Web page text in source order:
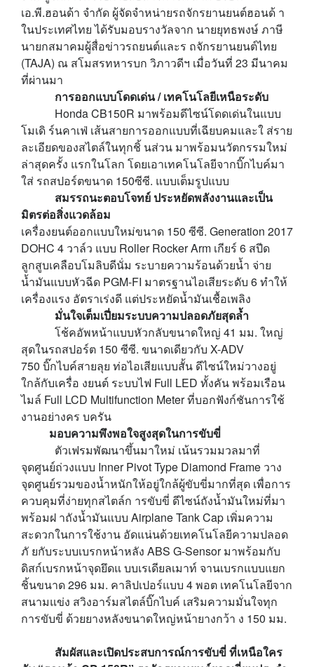
เอ.พี.ฮอนด้า จำกัด ผู้จัดจำหน่ายรถจักรยานยนต์ฮอนด้ า
ในประเทศไทย ได้รับมอบรางวัลจาก นายยุทธพงษ์ ภาษี
นายกสมาคมผู้สื่อข่าวรถยนต์และร ถจักรยานยนต์ไทย
(TAJA) ณ สโมสรทหารบก วิภาวดีฯ เมื่อวันที่ 23 มีนาคม
ที่ผ่านมา
การออกแบบโดดเด่น / เทคโนโลยีเหนือระดับ
Honda CB150R มาพร้อมดีไซน์โดดเด่นในแบบ
โมเดิ ร์นคาเฟ่ เส้นสายการออกแบบที่เฉียบคมและใ ส่ราย
ละเอียดของสไตล์ในทุกชิ้ นส่วน มาพร้อมนวัตกรรมใหม่
ล่าสุดครั้ง แรกในโลก โดยเอาเทคโนโลยีจากบิ๊กไบค์มา
ใส่ รถสปอร์ตขนาด 150ซีซี. แบบเต็มรูปแบบ
สมรรถนะตอบโจทย์ ประหยัดพลังงานและเป็น
มิตรต่อสิ่งแวดล้อม
เครื่องยนต์ออกแบบใหม่ขนาด 150 ซีซี. Generation 2017
DOHC 4 วาล์ว แบบ Roller Rocker Arm เกียร์ 6 สปีด
ลูกสูบเคลือบโมลิบดีนั่ม ระบายความร้อนด้วยน้ำ จ่าย
น้ำมันแบบหัวฉีด PGM-FI มาตรฐานไอเสียระดับ 6ทำให้
เครื่องแรง อัตราเร่งดี แต่ประหยัดน้ำมันเชื้อเพลิง
มั่นใจเต็มเปี่ยมระบบความปลอดภัยสุดล้ำ
โช้คอัพหน้าแบบหัวกลับขนาดใหญ่ 41 มม. ใหญ่
สุดในรถสปอร์ต 150 ซีซี. ขนาดเดียวกับ X-ADV
750 บิ๊กไบค์สายลุย ท่อไอเสียแบบสั้น ดีไซน์ใหม่วางอยู่
ใกล้กับเครื่อ งยนต์ ระบบไฟ Full LED ทั้งคัน พร้อมเรือน
ไมล์ Full LCD Multifunction Meterที่บอกฟังก์ชันการใช้
งานอย่างคร บครัน
มอบความพึงพอใจสูงสุดในการขับขี่
ตัวเฟรมพัฒนาขึ้นมาใหม่ เน้นรวมมวลมาที่
จุดศูนย์ถ่วงแบบ Inner Pivot Type Diamond Frame วาง
จุดศูนย์รวมของน้ำหนักให้อยู่ใกล้ผู้ขับขี่มากที่สุด เพื่อการ
ควบคุมที่ง่ายทุกสไตล์ก ารขับขี่ ดีไซน์ถังน้ำมันใหม่ที่มา
พร้อมฝ าถังน้ำมันแบบ Airplane Tank Cap เพิ่มความ
สะดวกในการใช้งาน อัดแน่นด้วยเทคโนโลยีความปลอด
ภั ยกับระบบเบรกหน้าหลัง ABS G-Sensorมาพร้อมกับ
ดิสก์เบรกหน้าจุดยึดแ บบเรเดียลเมาท์ จานเบรกแบบแยก
ชิ้นขนาด296 มม. คาลิปเปอร์แบบ 4พอต เทคโนโลยีจาก
สนามแข่ง สวิงอาร์มสไตล์บิ๊กไบค์ เสริมความมั่นใจทุก
การขับขี่ ด้วยยางหลังขนาดใหญ่หน้ายางกว้า ง 150 มม.
สัมผัสและเปิดประสบการณ์การขับขี่ ที่เหนือใคร